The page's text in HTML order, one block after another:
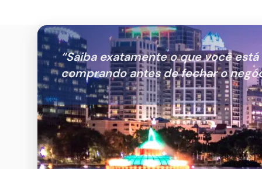
“Saiba exatamente o que você está
comprando antes de fechar o